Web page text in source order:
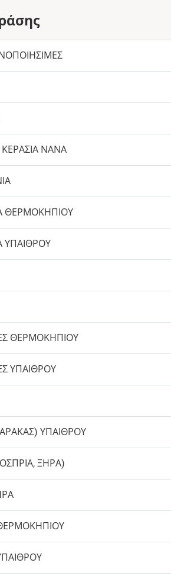
ΚΕΡΑΣΙΑ ΝΑΝΑ
ΘΕΡΜΟΚΗΠΙΟΥ
ΥΠΑΙΘΡΟΥ
ΘΕΡΜΟΚΗΠΙΟΥ
ΥΠΑΙΘΡΟΥ
ΥΠΑΙΘΡΟΥ
ΞΗΡΑ)